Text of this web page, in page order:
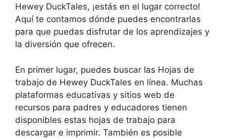
Hewey DuckTales, ¡estás en el lugar correcto!
Aquí te contamos dónde puedes encontrarlas
para que puedas disfrutar de los aprendizajes y
la diversión que ofrecen.
En primer lugar, puedes buscar las Hojas de
trabajo de Hewey DuckTales en línea. Muchas
plataformas educativas y sitios web de
recursos para padres y educadores tienen
disponibles estas hojas de trabajo para
descargar e imprimir. También es posible